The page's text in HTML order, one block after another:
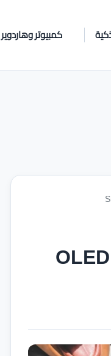
كمبيوتر وهاردوير
أسوس تعلن 4 حواسيب Vivobook جديدة بشاشات OLED